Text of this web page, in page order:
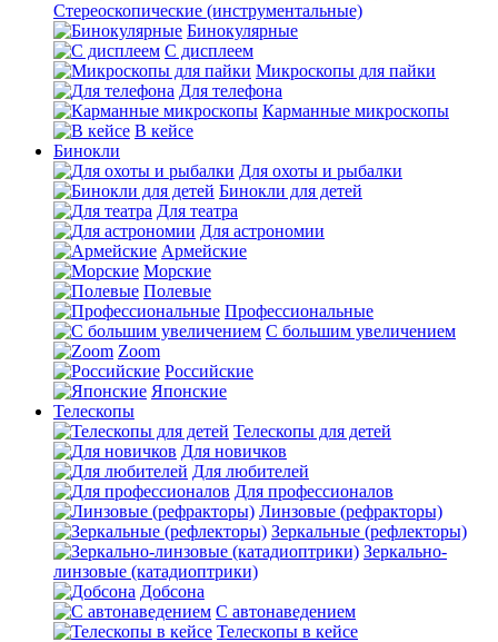
Стереоскопические (инструментальные)
Бинокулярные
С дисплеем
Микроскопы для пайки
Для телефона
Карманные микроскопы
В кейсе
Бинокли
Для охоты и рыбалки
Бинокли для детей
Для театра
Для астрономии
Армейские
Морские
Полевые
Профессиональные
С большим увеличением
Zoom
Российские
Японские
Телескопы
Телескопы для детей
Для новичков
Для любителей
Для профессионалов
Линзовые (рефракторы)
Зеркальные (рефлекторы)
Зеркально-
линзовые (катадиоптрики)
Добсона
С автонаведением
Телескопы в кейсе